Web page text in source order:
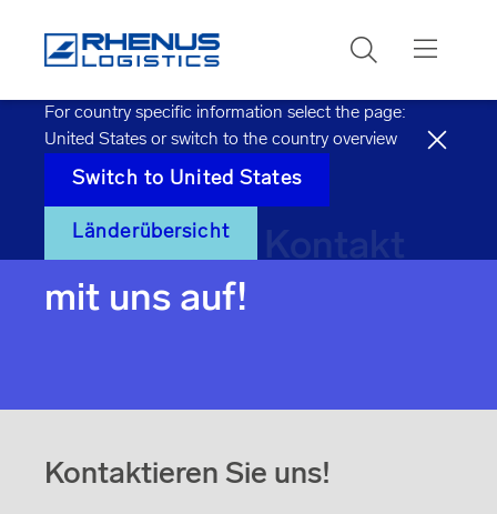
Suchen
For country specific information select the page:
United States or switch to the country overview
Switch to United States
Länderübersicht
Nehmen Sie Kontakt
mit uns auf!
Kontaktieren Sie uns!